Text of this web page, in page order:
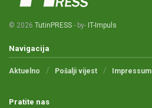
© 2026 TutinPRESS - by- IT-Impuls
Navigacija
Aktuelno Pošalji vijest Impressum
Pratite nas